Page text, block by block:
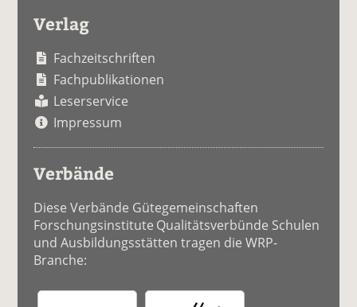
Verlag
Fachzeitschriften
Fachpublikationen
Leserservice
Impressum
Verbände
Diese Verbände Gütegemeinschaften
Forschungsinstitute Qualitätsverbünde Schulen
und Ausbildungsstätten tragen die WRP-
Branche: